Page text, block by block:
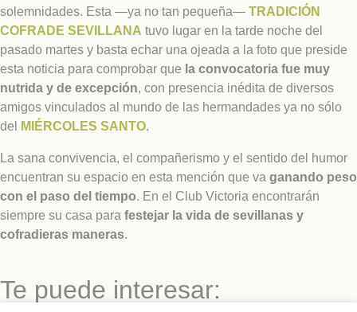
solemnidades. Esta —ya no tan pequeña— TRADICIÓN
COFRADE SEVILLANA tuvo lugar en la tarde noche del
pasado martes y basta echar una ojeada a la foto que preside
esta noticia para comprobar que la convocatoria fue muy
nutrida y de excepción, con presencia inédita de diversos
amigos vinculados al mundo de las hermandades ya no sólo
del
MIÉRCOLES SANTO.
La sana convivencia, el compañerismo y el sentido del humor
encuentran su espacio en esta mención que va ganando peso
con el paso del tiempo. En el Club Victoria encontrarán
siempre su casa para festejar la vida de sevillanas y
cofradieras maneras.
Te puede interesar: